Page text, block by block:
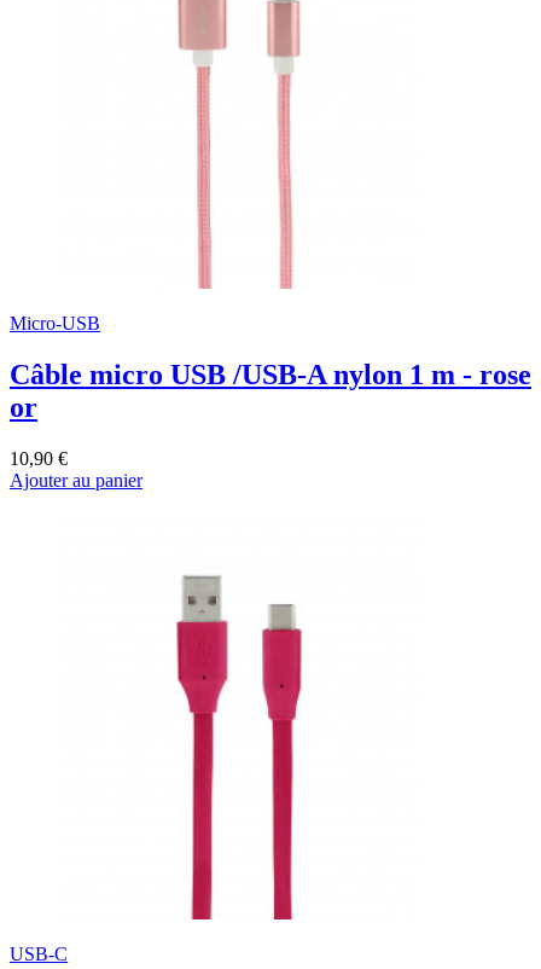
Micro-USB
Câble micro USB /USB-A nylon 1 m - rose
or
10,90 €
Ajouter au panier
USB-C